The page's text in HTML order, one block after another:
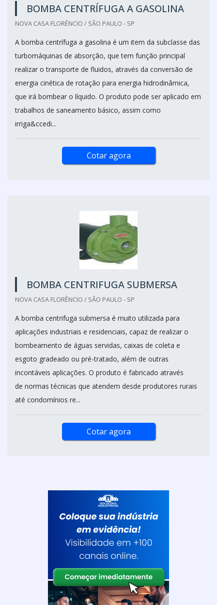
BOMBA CENTRÍFUGA A GASOLINA
NOVA CASA FLORÊNCIO / SÃO PAULO - SP
A bomba centrífuga a gasolina é um item da subclasse das
turbomáquinas de absorção, que tem função principal
realizar o transporte de fluidos, através da conversão de
energia cinética de rotação para energia hidrodinâmica,
que irá bombear o líquido. O produto pode ser aplicado em
trabalhos de saneamento básico, assim como
irriga&ccedi...
Cotar agora
BOMBA CENTRIFUGA SUBMERSA
NOVA CASA FLORÊNCIO / SÃO PAULO - SP
A bomba centrifuga submersa é muito utilizada para
aplicações industriais e residenciais, capaz de realizar o
bombeamento de águas servidas, caixas de coleta e
esgoto gradeado ou pré-tratado, além de outras
incontáveis aplicações. O produto é fabricado através
de normas técnicas que atendem desde produtores rurais
até condomínios re...
Cotar agora